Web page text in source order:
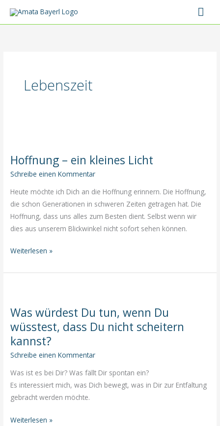
Inhalt
Lebenszeit
Hoffnung – ein kleines Licht
Schreibe einen Kommentar
Heute möchte ich Dich an die Hoffnung erinnern. Die Hoffnung,
die schon Generationen in schweren Zeiten getragen hat. Die
Hoffnung, dass uns alles zum Besten dient. Selbst wenn wir
dies aus unserem Blickwinkel nicht sofort sehen können.
Hoffnung
ein
Weiterlesen »
Was würdest Du tun, wenn Du
wüsstest, dass Du nicht scheitern
kannst?
Schreibe einen Kommentar
Was ist es bei Dir? Was fällt Dir spontan ein?
Es interessiert mich, was Dich bewegt, was in Dir zur Entfaltung
gebracht werden möchte.
Was
Weiterlesen »